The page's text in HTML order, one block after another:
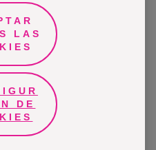
bienestar en beneficio de
clientes y la sociedad en
150 países bajo las
Tork, así como otras marcas
Leukoplast, Libero, Libresse,
TOM Organic y Zewa. En
13 mil millones de
sede de la compañía está
cotiza en Nasdaq Estocolmo.
.
LAS
DE